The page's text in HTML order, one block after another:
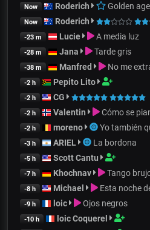
Now Roderich Golden
Now Roderich
-23 m Lucie A media luz
-28 m Jana Tarde gris
-38 m Manfred No me
-2 h Pepito Lito
-2 h CG
-2 h Valentin Cómo se
-2 h moreno Yo también
-3 h ARIEL La bordona
-5 h Scott Cantu
-7 h Khochnav Tango
-8 h Michael Esta noche
-9 h loic Ojos negros
-10 h loic Coquerel